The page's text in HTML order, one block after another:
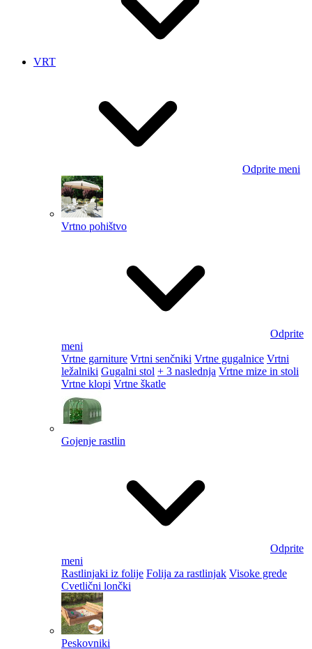
VRT
Odprite meni
Vrtno pohištvo
Odprite
meni
Vrtne garniture Vrtni senčniki Vrtne gugalnice Vrtni
ležalniki Gugalni stol + 3 naslednja Vrtne mize in stoli
Vrtne klopi Vrtne škatle
Gojenje rastlin
Odprite
meni
Rastlinjaki iz folije Folija za rastlinjak Visoke grede
Cvetlični lončki
Peskovniki